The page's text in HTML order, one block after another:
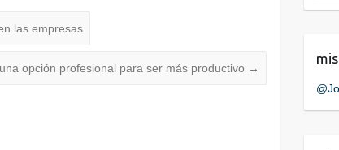
las empresas
opción profesional para ser más productivo →